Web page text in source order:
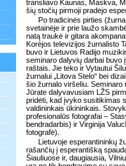
transliavo Kaunas, Maskva,
šių stočių pirmoji pradėjo
Po tradicinės pirties
svetainėje ir prie laužo
natą traukė ir gitara
Korėjos televizijos žurnalisto
buvo ir Lietuvos Radijo
seminaro dalyvių darbai buvo
raštais. Jie teko ir Vytautui
žurnalui „Litova Stelo“ bei
šio žurnalo viršeliu.
Jūrate dalyvavusiam LŽS
pridėti, kad įvyko susitikimas
valdininkais ūkininkais.
profesionalūs fotografai –
bendradarbis) ir Virginija
fotografė).
Lietuvoje esperantininkų
rašančių į esperantišką
Šiauliuose ir, daugiausia,